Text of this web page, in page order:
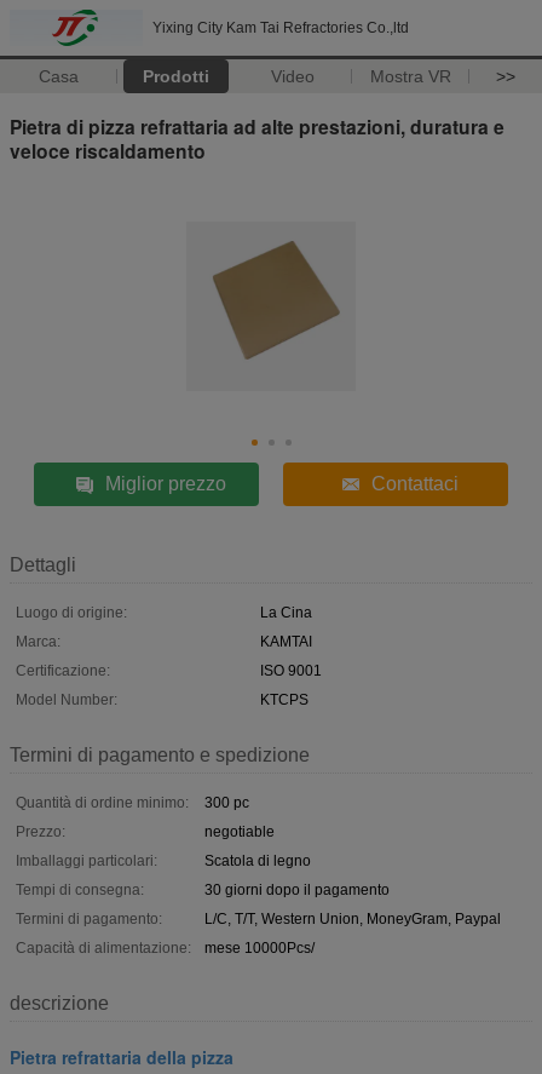
Yixing City Kam Tai Refractories Co.,ltd
Casa Prodotti Video Mostra VR >>
Pietra di pizza refrattaria ad alte prestazioni, duratura e
veloce riscaldamento
Miglior prezzo Contattaci
Dettagli
Luogo di origine:
La Cina
Marca:
KAMTAI
Certificazione:
ISO 9001
Model Number:
KTCPS
Termini di pagamento e spedizione
Quantità di ordine minimo:
300 pc
Prezzo:
negotiable
Imballaggi particolari:
Scatola di legno
Tempi di consegna:
30 giorni dopo il pagamento
Termini di pagamento:
L/C, T/T, Western Union, MoneyGram, Paypal
Capacità di alimentazione:
mese 10000Pcs/
descrizione
Pietra refrattaria della pizza